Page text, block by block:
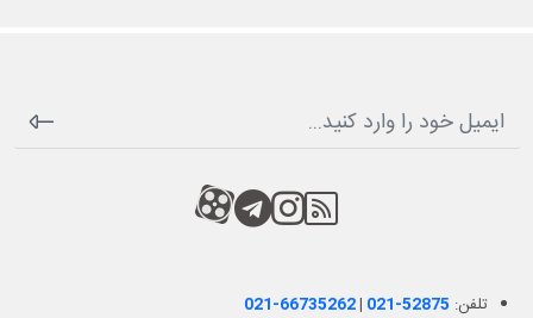
RSS
کانال آپارات
کانال تلگرام
کانال آپارات
تلفن: 021-66735262| 021-52875